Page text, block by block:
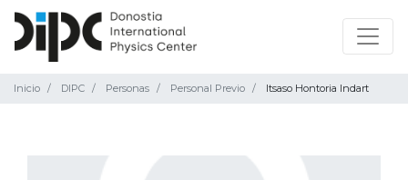
Inicio DIPC Personas Personal Previo Itsaso Hontoria Indart